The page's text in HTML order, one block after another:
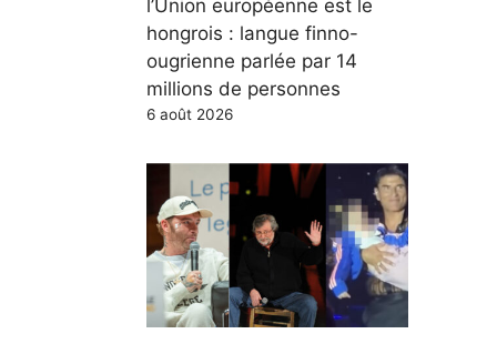
l’Union européenne est le
hongrois : langue finno-
ougrienne parlée par 14
millions de personnes
6 août 2026